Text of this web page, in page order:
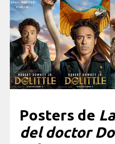
Posters de
del doctor